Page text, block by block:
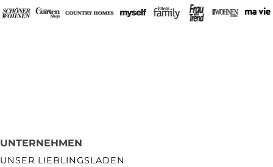
UNTERNEHMEN
UNSER LIEBLINGSLADEN